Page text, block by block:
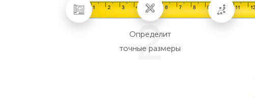
2
Определит
точные размеры